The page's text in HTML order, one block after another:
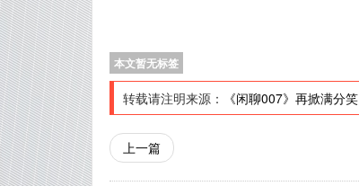
本文暂无标签
转载请注明来源： 《闲聊007》再掀满分
上一篇